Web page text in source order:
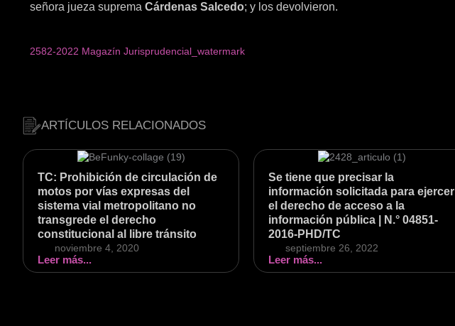
señora jueza suprema Cárdenas Salcedo; y los devolvieron.
2582-2022 Magazín Jurisprudencial_watermark
ARTÍCULOS RELACIONADOS
TC: Prohibición de circulación de
motos por vías expresas del
sistema vial metropolitano no
transgrede el derecho
constitucional al libre tránsito
noviembre 4, 2020
Leer más...
Se tiene que precisar la
información solicitada para ejercer
el derecho de acceso a la
información pública | N.° 04851-
2016-PHD/TC
septiembre 26, 2022
Leer más...